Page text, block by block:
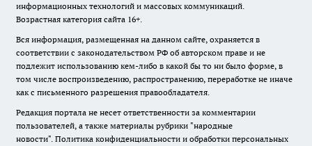
информационных технологий и массовых коммуникаций.
Возрастная категория сайта 16+.
Вся информация, размещенная на данном сайте, охраняется в
соответствии с законодательством РФ об авторском праве и не
подлежит использованию кем-либо в какой бы то ни было форме, в
том числе воспроизведению, распространению, переработке не иначе
как с письменного разрешения правообладателя.
Редакция портала не несет ответственности за комментарии
пользователей, а также материалы рубрики "народные
новости". Политика конфиденциальности и обработки персональных